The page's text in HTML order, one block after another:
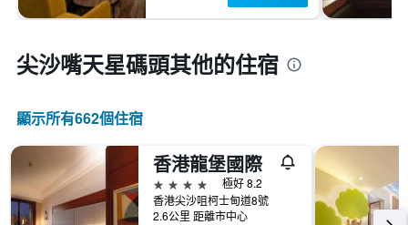
尖沙嘴天星碼頭​其他的住宿
顯示所有662​個住宿
香港龍堡國際
4星級
極好 8.2
香港尖沙咀柯士甸道8號
2.6公里 距離市中心